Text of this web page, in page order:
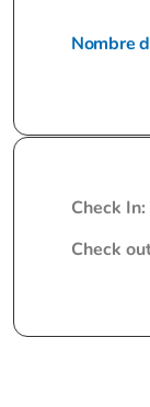
Nombre
Check In:
Check